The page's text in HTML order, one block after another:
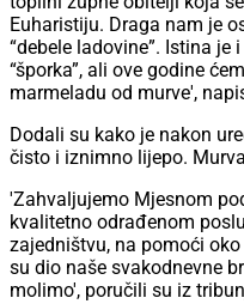
Euharistiju. Draga nam je
“debele ladovine”. Istina je
“šporka”, ali ove godine
marmeladu od murve',
Dodali su kako je nakon
čisto i iznimno lijepo.
'Zahvaljujemo Mjesnom
kvalitetno odrađenom
zajedništvu, na pomoći
su dio naše svakodnevne
molimo', poručili su iz